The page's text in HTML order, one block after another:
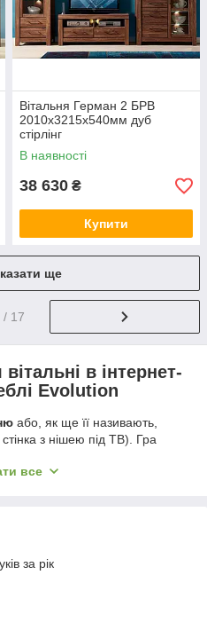
Вітальня Герман 2 БРВ
2010х3215х540мм дуб
стірлінг
В наявності
38 630 ₴
Купити
ще
/ 17
в інтернет-
Evolution
або, як ще її називають,
з нішею під ТВ). Гра
вітальні є своя родзинка.Однак
розміщуються по довжині
все
за рік